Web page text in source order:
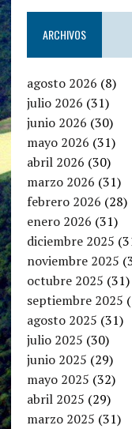
ARCHIVOS
agosto 2026 (8)
julio 2026 (31)
junio 2026 (30)
mayo 2026 (31)
abril 2026 (30)
marzo 2026 (31)
febrero 2026 (28)
enero 2026 (31)
diciembre 2025
noviembre 2025
octubre 2025 (31)
septiembre 2025
agosto 2025 (31)
julio 2025 (30)
junio 2025 (29)
mayo 2025 (32)
abril 2025 (29)
marzo 2025 (31)